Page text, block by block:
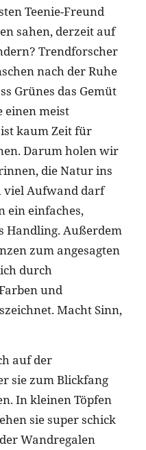
Teenie-Freund
sahen, derzeit auf
Trendforscher
nach der Ruhe
Grünes das Gemüt
einen meist
kaum Zeit für
Darum holen wir
die Natur ins
viel Aufwand darf
ein einfaches,
Handling. Außerdem
zum angesagten
durch
und
Macht Sinn,
auf der
sie zum Blickfang
In kleinen Töpfen
sie super schick
Wandregalen